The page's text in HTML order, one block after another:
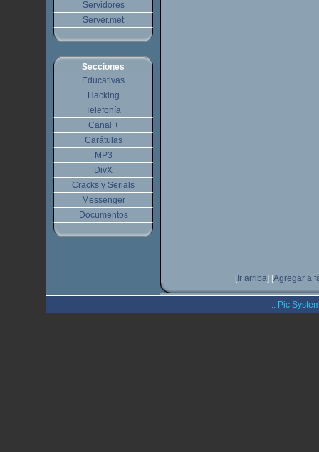
Servidores
Server.met
Secciones
Educativas
Hacking
Telefonía
Canal +
Carátulas
MP3
DivX
Cracks y Serials
Messenger
Documentos
[ Ir arriba] [Agregar a
:: Pic